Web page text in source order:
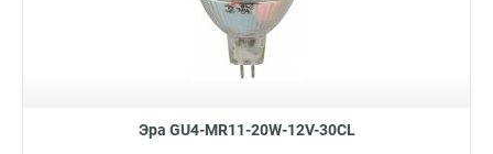
Эра GU4-MR11-20W-12V-30CL